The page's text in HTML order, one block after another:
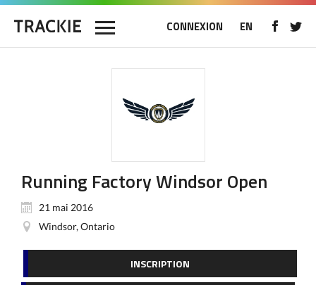
CONNEXION EN
Running Factory Windsor Open
21 mai 2016
Windsor, Ontario
INSCRIPTION